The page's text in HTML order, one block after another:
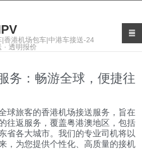
|香港机场包车|中港车接送-24
· 透明报价
务：畅游全球，便捷往
球旅客的香港机场接送服务，旨在
往返服务，覆盖粤港澳地区，包括
省各大城市。我们的专业司机将以
，为您提供个性化、高质量的接机